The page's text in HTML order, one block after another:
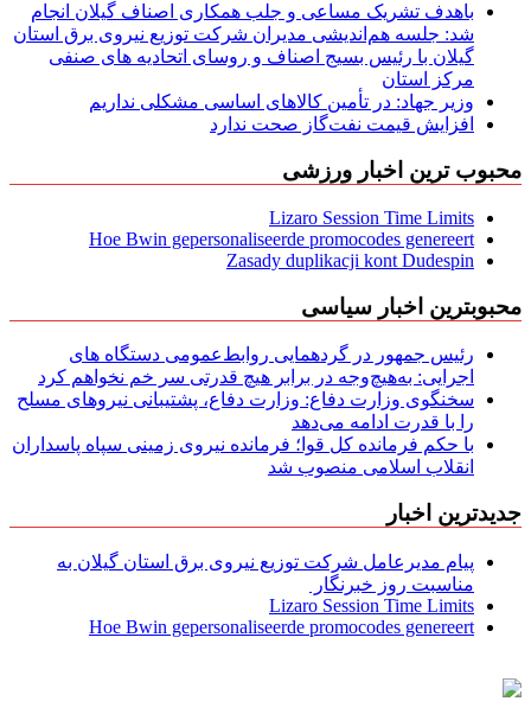
باهدف تشریک مساعی و جلب همکاری اصناف گیلان انجام
شد: جلسه هم‌اندیشی مدیران شركت توزیع نیروی برق استان
گیلان با رئیس بسیج اصناف و روسای اتحادیه های صنفی
مركز استان
وزیر جهاد: در تأمین کالاهای اساسی مشکلی نداریم
افزایش قیمت نفت‌گاز صحت ندارد
محبوب ترین اخبار ورزشی
Lizaro Session Time Limits
Hoe Bwin gepersonaliseerde promocodes genereert
Zasady duplikacji kont Dudespin
محبوبترین اخبار سیاسی
رئیس جمهور در گردهمایی روابط‌عمومی دستگاه های
اجرایی: به‌هیچ‌وجه در برابر هیچ قدرتی سر خم نخواهم کرد
سخنگوی وزارت دفاع: وزارت دفاع، پشتیبانی نیرو‌های مسلح
را با قدرت ادامه می‌دهد
با حکم فرمانده کل قوا؛ فرمانده نیروی زمینی سپاه پاسداران
انقلاب اسلامی منصوب شد
جدیدترین اخبار
پیام مدیرعامل شركت توزیع نیروی برق استان گیلان به
مناسبت روز خبرنگار ‌
Lizaro Session Time Limits
Hoe Bwin gepersonaliseerde promocodes genereert